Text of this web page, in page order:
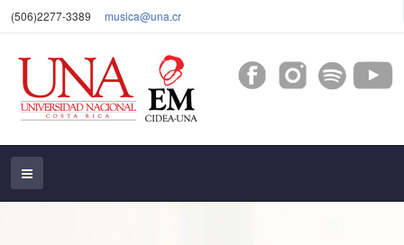
(506)2277-3389 musica@una.cr